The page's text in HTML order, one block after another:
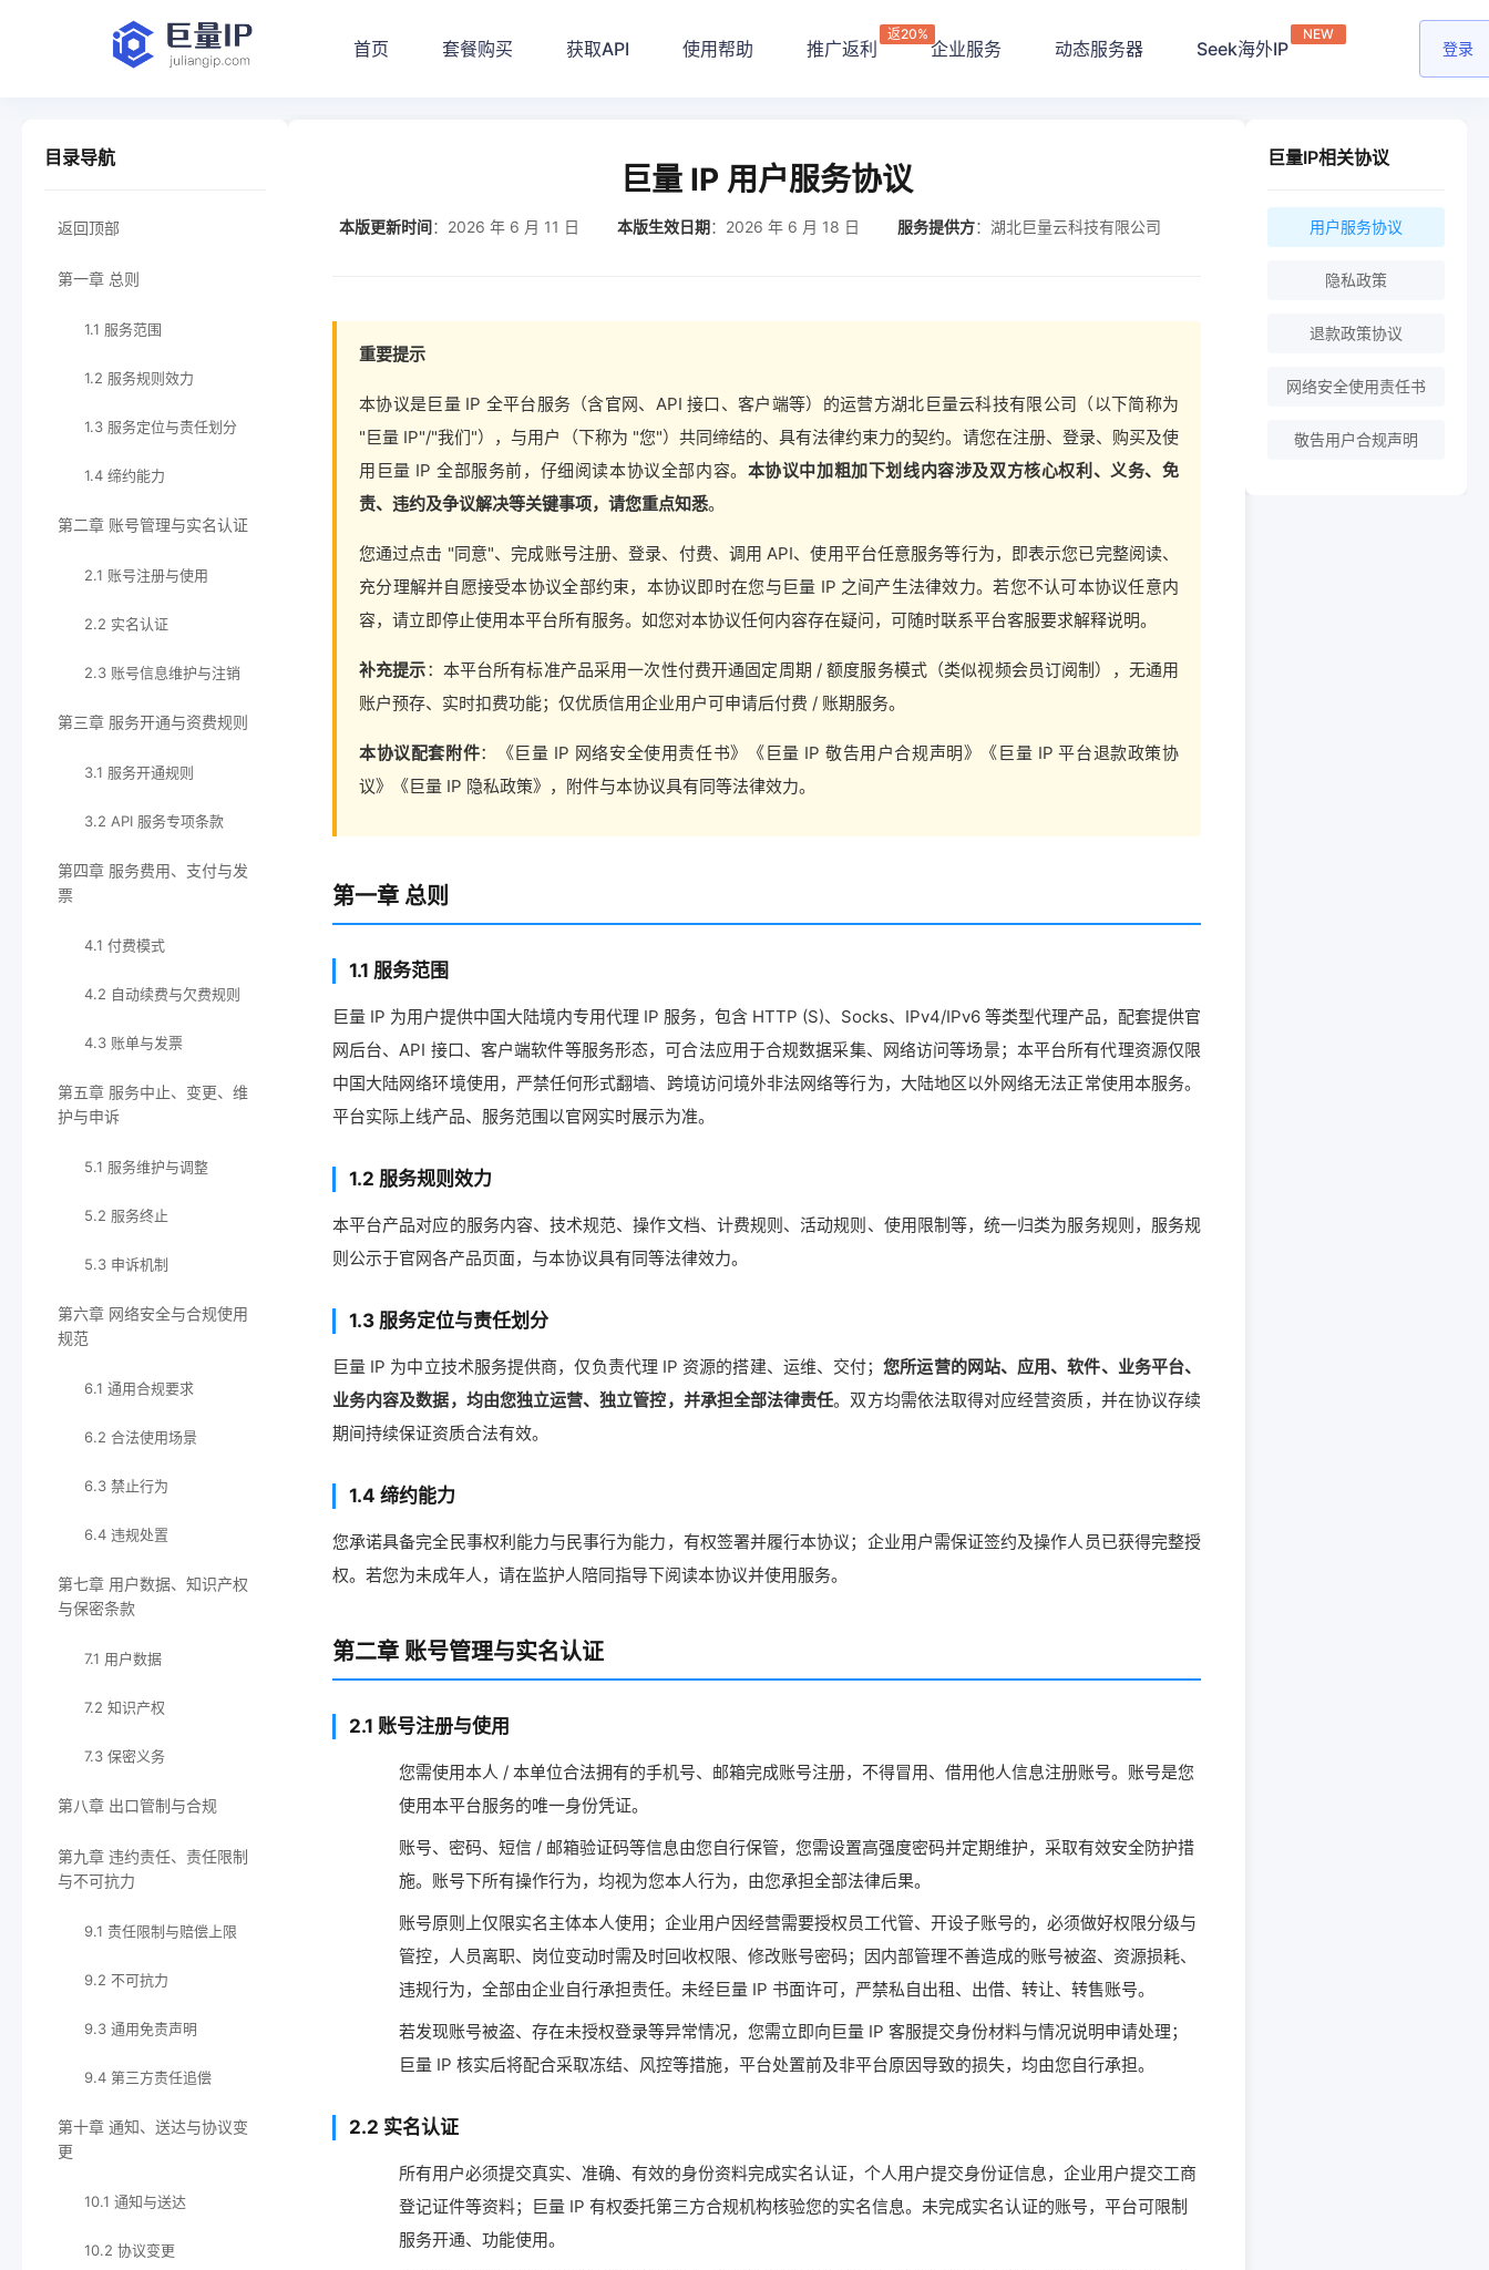
首页 套餐购买 获取API 使用帮助 推广返利
返20%
企业服务 动态服务器 Seek海外IP
NEW
登录
目录导航
返回顶部
第一章 总则
1.1 服务范围
1.2 服务规则效力
1.3 服务定位与责任划分
1.4 缔约能力
第二章 账号管理与实名认证
2.1 账号注册与使用
2.2 实名认证
2.3 账号信息维护与注销
第三章 服务开通与资费规则
3.1 服务开通规则
3.2 API 服务专项条款
第四章 服务费用、支付与发
票
4.1 付费模式
4.2 自动续费与欠费规则
4.3 账单与发票
第五章 服务中止、变更、维
护与申诉
5.1 服务维护与调整
5.2 服务终止
5.3 申诉机制
第六章 网络安全与合规使用
规范
6.1 通用合规要求
6.2 合法使用场景
6.3 禁止行为
6.4 违规处置
第七章 用户数据、知识产权
与保密条款
7.1 用户数据
7.2 知识产权
7.3 保密义务
第八章 出口管制与合规
第九章 违约责任、责任限制
与不可抗力
9.1 责任限制与赔偿上限
9.2 不可抗力
9.3 通用免责声明
9.4 第三方责任追偿
第十章 通知、送达与协议变
更
10.1 通知与送达
10.2 协议变更
巨量 IP 用户服务协议
本版更新时间：2026 年 6 月 11 日 本版生效日期：2026 年 6 月 18 日 服务提供方：湖北巨量云科技有限公司
重要提示
本协议是巨量 IP 全平台服务（含官网、API 接口、客户端等）的运营方湖北巨量云科技有限公司（以下简称为
"巨量 IP"/"我们"），与用户（下称为 "您"）共同缔结的、具有法律约束力的契约。请您在注册、登录、购买及使
用巨量 IP 全部服务前，仔细阅读本协议全部内容。 本协议中加粗加下划线内容涉及双方核心权利、义务、免
责、违约及争议解决等关键事项，请您重点知悉。
您通过点击 "同意"、完成账号注册、登录、付费、调用 API、使用平台任意服务等行为，即表示您已完整阅读、
充分理解并自愿接受本协议全部约束，本协议即时在您与巨量 IP 之间产生法律效力。若您不认可本协议任意内
容，请立即停止使用本平台所有服务。如您对本协议任何内容存在疑问，可随时联系平台客服要求解释说明。
补充提示：本平台所有标准产品采用一次性付费开通固定周期 / 额度服务模式（类似视频会员订阅制），无通用
账户预存、实时扣费功能；仅优质信用企业用户可申请后付费 / 账期服务。
本协议配套附件：《巨量 IP 网络安全使用责任书》《巨量 IP 敬告用户合规声明》《巨量 IP 平台退款政策协
议》《巨量 IP 隐私政策》，附件与本协议具有同等法律效力。
第一章 总则
1.1 服务范围
巨量 IP 为用户提供中国大陆境内专用代理 IP 服务，包含 HTTP (S)、Socks、IPv4/IPv6 等类型代理产品，配套提供官
网后台、API 接口、客户端软件等服务形态，可合法应用于合规数据采集、网络访问等场景；本平台所有代理资源仅限
中国大陆网络环境使用，严禁任何形式翻墙、跨境访问境外非法网络等行为，大陆地区以外网络无法正常使用本服务。
平台实际上线产品、服务范围以官网实时展示为准。
1.2 服务规则效力
本平台产品对应的服务内容、技术规范、操作文档、计费规则、活动规则、使用限制等，统一归类为服务规则，服务规
则公示于官网各产品页面，与本协议具有同等法律效力。
1.3 服务定位与责任划分
巨量 IP 为中立技术服务提供商，仅负责代理 IP 资源的搭建、运维、交付；您所运营的网站、应用、软件、业务平台、
业务内容及数据，均由您独立运营、独立管控，并承担全部法律责任。双方均需依法取得对应经营资质，并在协议存续
期间持续保证资质合法有效。
1.4 缔约能力
您承诺具备完全民事权利能力与民事行为能力，有权签署并履行本协议；企业用户需保证签约及操作人员已获得完整授
权。若您为未成年人，请在监护人陪同指导下阅读本协议并使用服务。
第二章 账号管理与实名认证
2.1 账号注册与使用
您需使用本人 / 本单位合法拥有的手机号、邮箱完成账号注册，不得冒用、借用他人信息注册账号。账号是您
使用本平台服务的唯一身份凭证。
账号、密码、短信 / 邮箱验证码等信息由您自行保管，您需设置高强度密码并定期维护，采取有效安全防护措
施。账号下所有操作行为，均视为您本人行为，由您承担全部法律后果。
账号原则上仅限实名主体本人使用；企业用户因经营需要授权员工代管、开设子账号的，必须做好权限分级与
管控，人员离职、岗位变动时需及时回收权限、修改账号密码；因内部管理不善造成的账号被盗、资源损耗、
违规行为，全部由企业自行承担责任。未经巨量 IP 书面许可，严禁私自出租、出借、转让、转售账号。
若发现账号被盗、存在未授权登录等异常情况，您需立即向巨量 IP 客服提交身份材料与情况说明申请处理；
巨量 IP 核实后将配合采取冻结、风控等措施，平台处置前及非平台原因导致的损失，均由您自行承担。
2.2 实名认证
所有用户必须提交真实、准确、有效的身份资料完成实名认证，个人用户提交身份证信息，企业用户提交工商
登记证件等资料；巨量 IP 有权委托第三方合规机构核验您的实名信息。未完成实名认证的账号，平台可限制
服务开通、功能使用。
巨量IP相关协议
用户服务协议
隐私政策
退款政策协议
网络安全使用责任书
敬告用户合规声明